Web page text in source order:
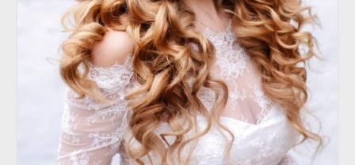
РЕПЕТИЦИЯ
Роскошная классика или восточные
мотивы?